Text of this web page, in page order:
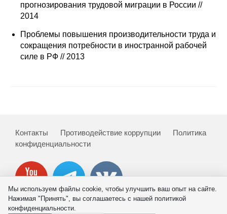
Противодействие коррупции
Издания
О журнале
Номера журналов
прогнозирования трудовой миграции в России //
2014
Проблемы повышения производительности труда и
сокращения потребности в иностранной рабочей
силе в РФ // 2013
Контакты Противодействие коррупции
Политика
конфиденциальности
Мы используем файлы cookie, чтобы улучшить ваш опыт на сайте.
Нажимая "Принять", вы соглашаетесь с нашей политикой
конфиденциальности.